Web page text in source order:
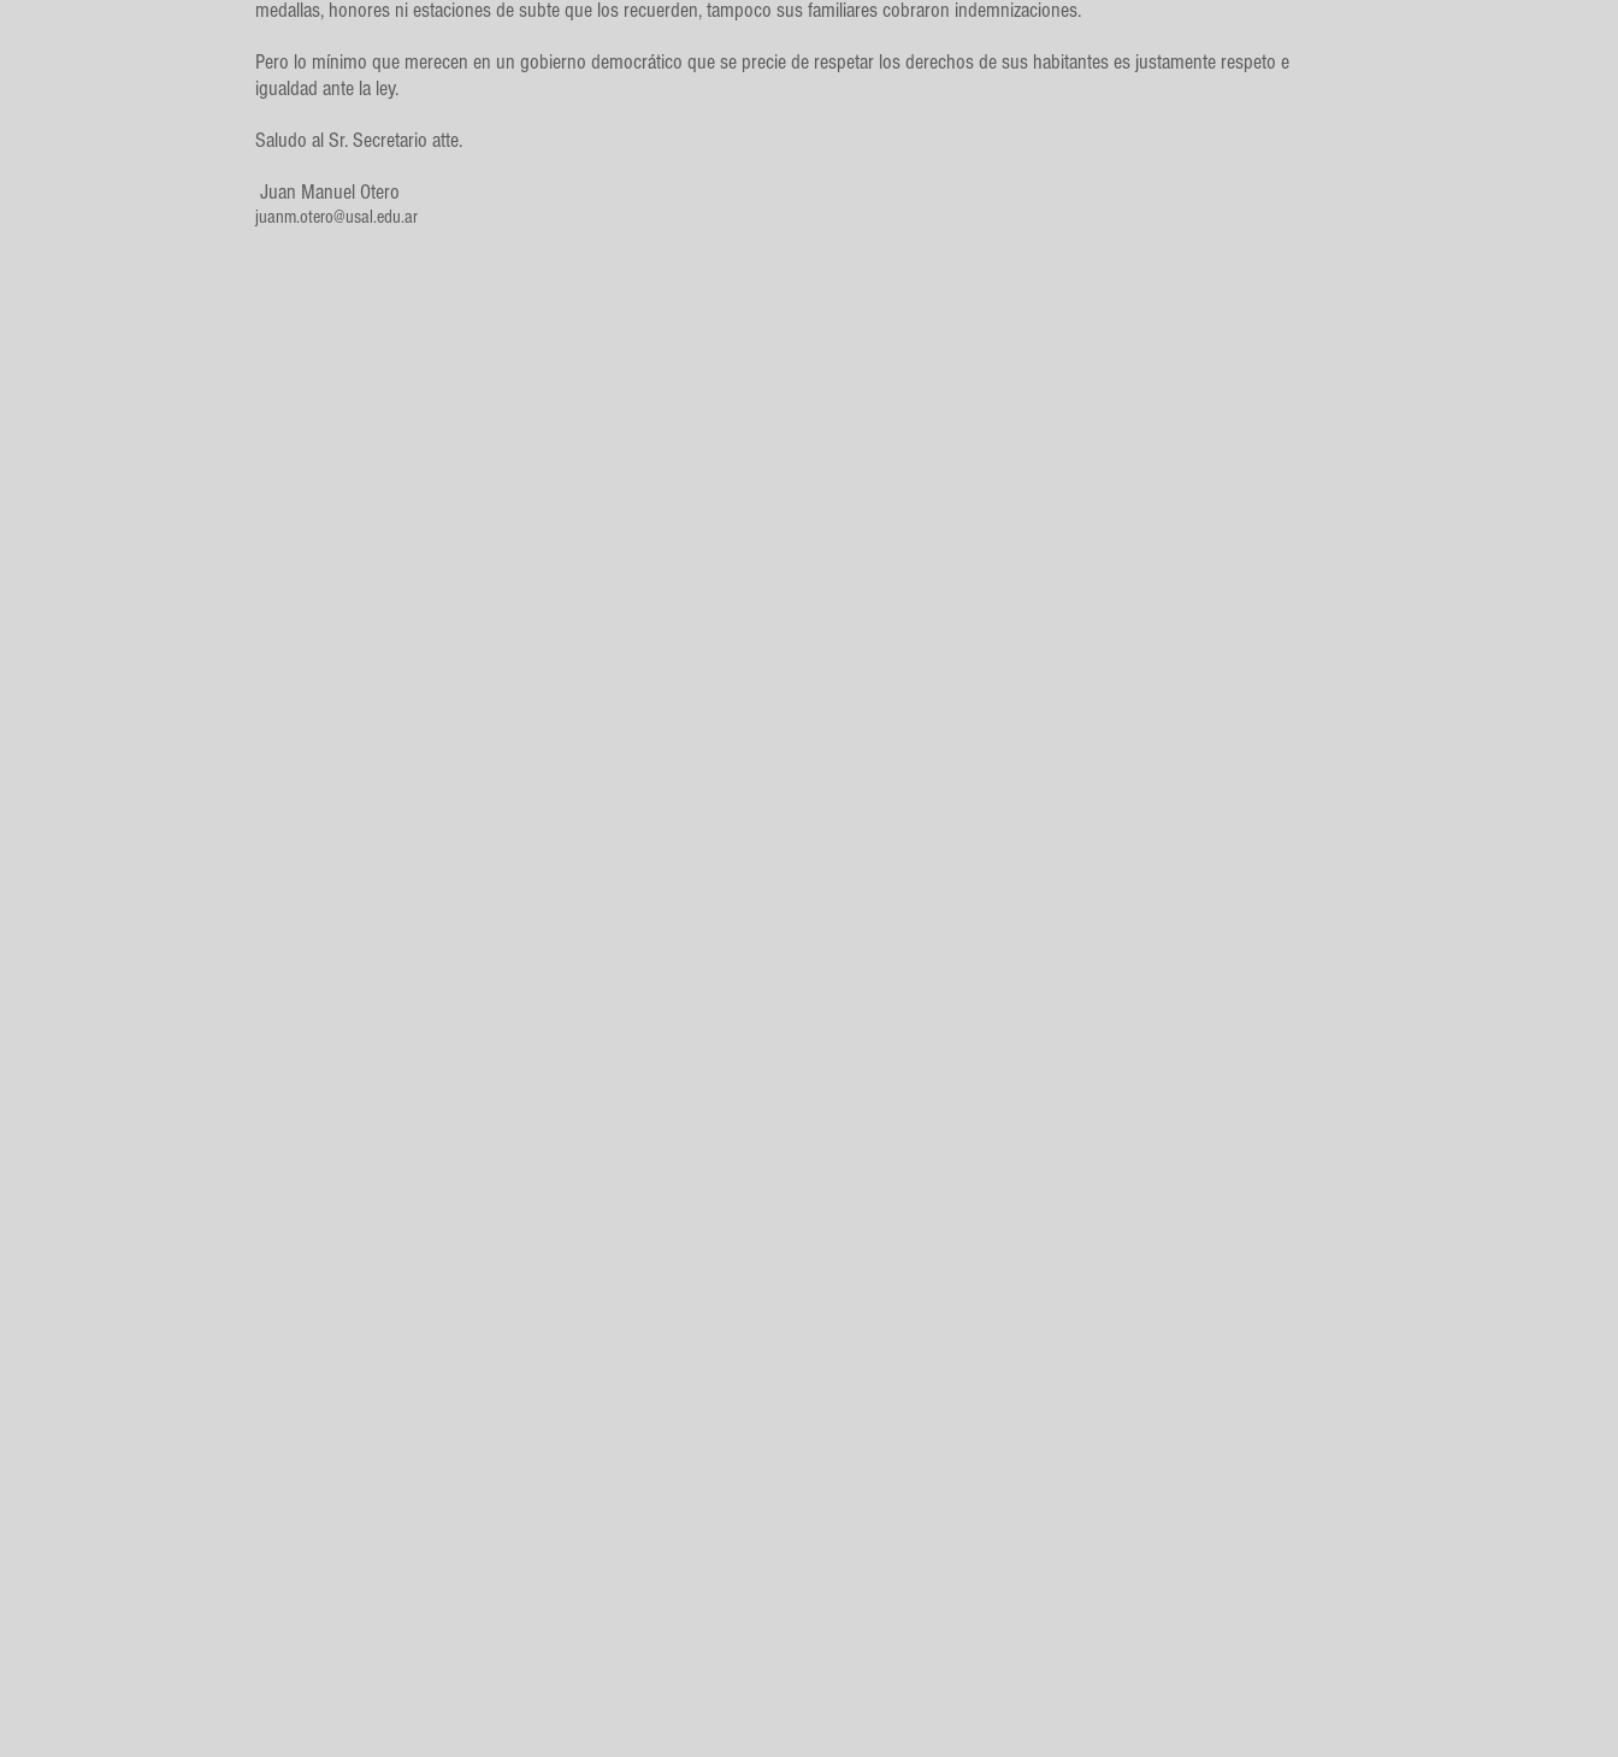
medallas, honores ni estaciones de subte que los recuerden, tampoco sus familiares cobraron indemnizaciones.
Pero lo mínimo que merecen en un gobierno democrático que se precie de respetar los derechos de sus habitantes es justamente respeto e
igualdad ante la ley.
Saludo al Sr. Secretario atte.
Juan Manuel Otero
juanm.otero@usal.edu.ar